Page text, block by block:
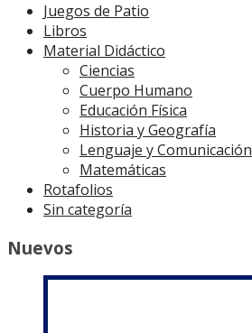
Juegos de Patio
Libros
Material Didáctico
Ciencias
Cuerpo Humano
Educación Física
Historia y Geografía
Lenguaje y Comunicación
Matemáticas
Rotafolios
Sin categoría
Nuevos